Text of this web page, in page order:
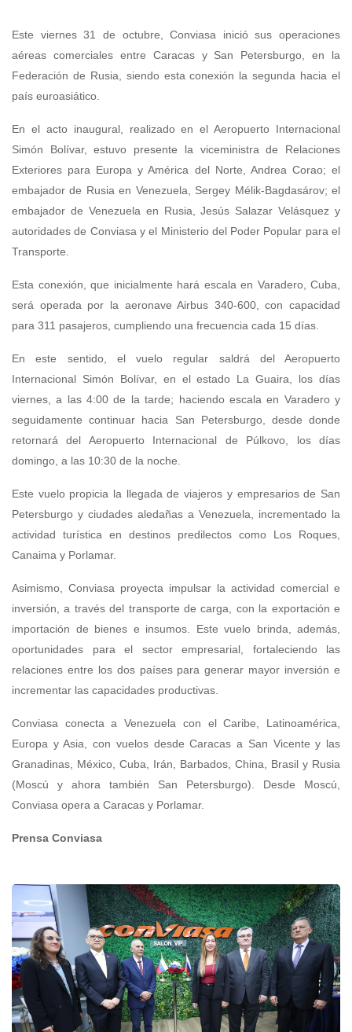
Este viernes 31 de octubre, Conviasa inició sus operaciones
aéreas comerciales entre Caracas y San Petersburgo, en la
Federación de Rusia, siendo esta conexión la segunda hacia el
país euroasiático.
En el acto inaugural, realizado en el Aeropuerto Internacional
Simón Bolívar, estuvo presente la viceministra de Relaciones
Exteriores para Europa y América del Norte, Andrea Corao; el
embajador de Rusia en Venezuela, Sergey Mélik-Bagdasárov; el
embajador de Venezuela en Rusia, Jesús Salazar Velásquez y
autoridades de Conviasa y el Ministerio del Poder Popular para el
Transporte.
Esta conexión, que inicialmente hará escala en Varadero, Cuba,
será operada por la aeronave Airbus 340-600, con capacidad
para 311 pasajeros, cumpliendo una frecuencia cada 15 días.
En este sentido, el vuelo regular saldrá del Aeropuerto
Internacional Simón Bolívar, en el estado La Guaira, los días
viernes, a las 4:00 de la tarde; haciendo escala en Varadero y
seguidamente continuar hacia San Petersburgo, desde donde
retornará del Aeropuerto Internacional de Púlkovo, los días
domingo, a las 10:30 de la noche.
Este vuelo propicia la llegada de viajeros y empresarios de San
Petersburgo y ciudades aledañas a Venezuela, incrementado la
actividad turística en destinos predilectos como Los Roques,
Canaima y Porlamar.
Asimismo, Conviasa proyecta impulsar la actividad comercial e
inversión, a través del transporte de carga, con la exportación e
importación de bienes e insumos. Este vuelo brinda, además,
oportunidades para el sector empresarial, fortaleciendo las
relaciones entre los dos países para generar mayor inversión e
incrementar las capacidades productivas.
Conviasa conecta a Venezuela con el Caribe, Latinoamérica,
Europa y Asia, con vuelos desde Caracas a San Vicente y las
Granadinas, México, Cuba, Irán, Barbados, China, Brasil y Rusia
(Moscú y ahora también San Petersburgo). Desde Moscú,
Conviasa opera a Caracas y Porlamar.
Prensa Conviasa